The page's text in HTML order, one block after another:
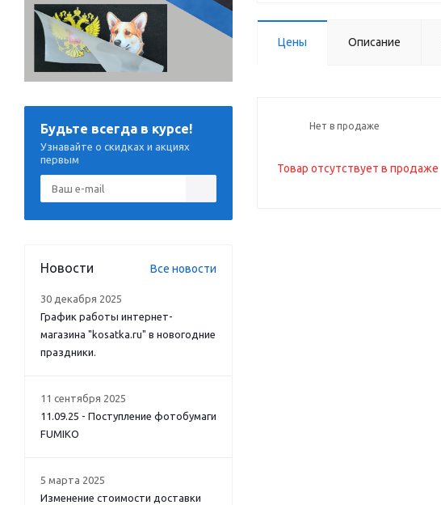
Цены Описание
Нет в продаже
Товар отсутствует в продаже
Будьте всегда в курсе!
Узнавайте о скидках и акциях
первым
Новости Все новости
30 декабря 2025
График работы интернет-
магазина "kosatka.ru" в новогодние
праздники.
11 сентября 2025
11.09.25 - Поступление фотобумаги
FUMIKO
5 марта 2025
Изменение стоимости доставки